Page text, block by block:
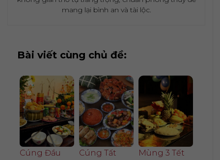
mang lại bình an và tài lộc.
Bài viết cùng chủ đề:
Cúng Đầu Cúng Tất Mùng 3 Tết